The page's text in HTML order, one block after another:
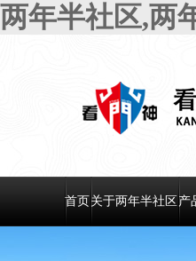
两年半社区,两
首页关于两年半社区 产